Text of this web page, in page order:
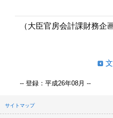
（大臣官房会計課財務企
-- 登録：平成26年08月 --
サイトマップ